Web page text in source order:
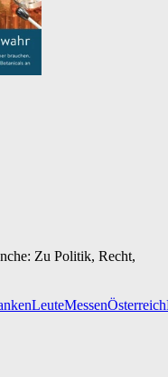
Zu Politik, Recht,
LeuteMessenÖsterreich